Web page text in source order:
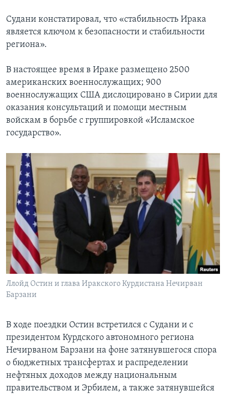
Судани констатировал, что «стабильность Ирака
является ключом к безопасности и стабильности
региона».
В настоящее время в Ираке размещено 2500
американских военнослужащих; 900
военнослужащих США дислоцировано в Сирии для
оказания консультаций и помощи местным
войскам в борьбе с группировкой «Исламское
государство».
Ллойд Остин и глава Иракского Курдистана Нечирван
Барзани
В ходе поездки Остин встретился с Судани и с
президентом Курдского автономного региона
Нечирваном Барзани на фоне затянувшегося спора
о бюджетных трансфертах и распределении
нефтяных доходов между национальным
правительством и Эрбилем, а также затянувшейся